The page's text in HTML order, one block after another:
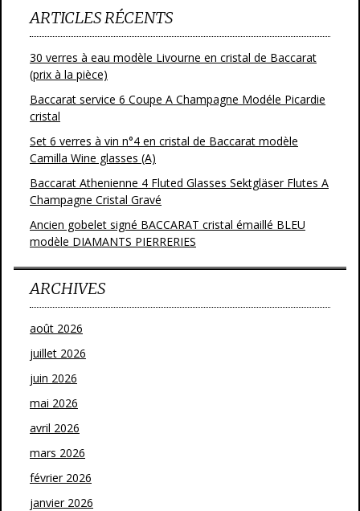
ARTICLES RÉCENTS
30 verres à eau modèle Livourne en cristal de Baccarat
(prix à la pièce)
Baccarat service 6 Coupe A Champagne Modéle Picardie
cristal
Set 6 verres à vin n°4 en cristal de Baccarat modèle
Camilla Wine glasses (A)
Baccarat Athenienne 4 Fluted Glasses Sektgläser Flutes A
Champagne Cristal Gravé
Ancien gobelet signé BACCARAT cristal émaillé BLEU
modèle DIAMANTS PIERRERIES
ARCHIVES
août 2026
juillet 2026
juin 2026
mai 2026
avril 2026
mars 2026
février 2026
janvier 2026